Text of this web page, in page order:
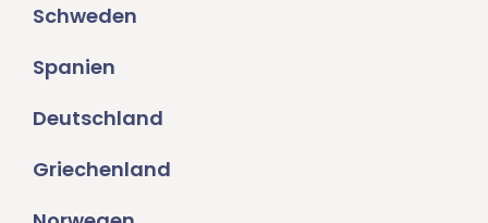
Schweden
Spanien
Deutschland
Griechenland